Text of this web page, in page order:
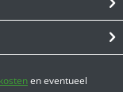
en eventueel